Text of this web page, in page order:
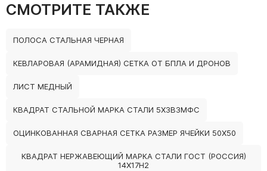
СМОТРИТЕ ТАКЖЕ
ПОЛОСА СТАЛЬНАЯ ЧЕРНАЯ
КЕВЛАРОВАЯ (АРАМИДНАЯ) СЕТКА ОТ БПЛА И ДРОНОВ
ЛИСТ МЕДНЫЙ
КВАДРАТ СТАЛЬНОЙ МАРКА СТАЛИ 5Х3В3МФС
ОЦИНКОВАННАЯ СВАРНАЯ СЕТКА РАЗМЕР ЯЧЕЙКИ 50Х50
КВАДРАТ НЕРЖАВЕЮЩИЙ МАРКА СТАЛИ ГОСТ (РОССИЯ)
14Х17Н2